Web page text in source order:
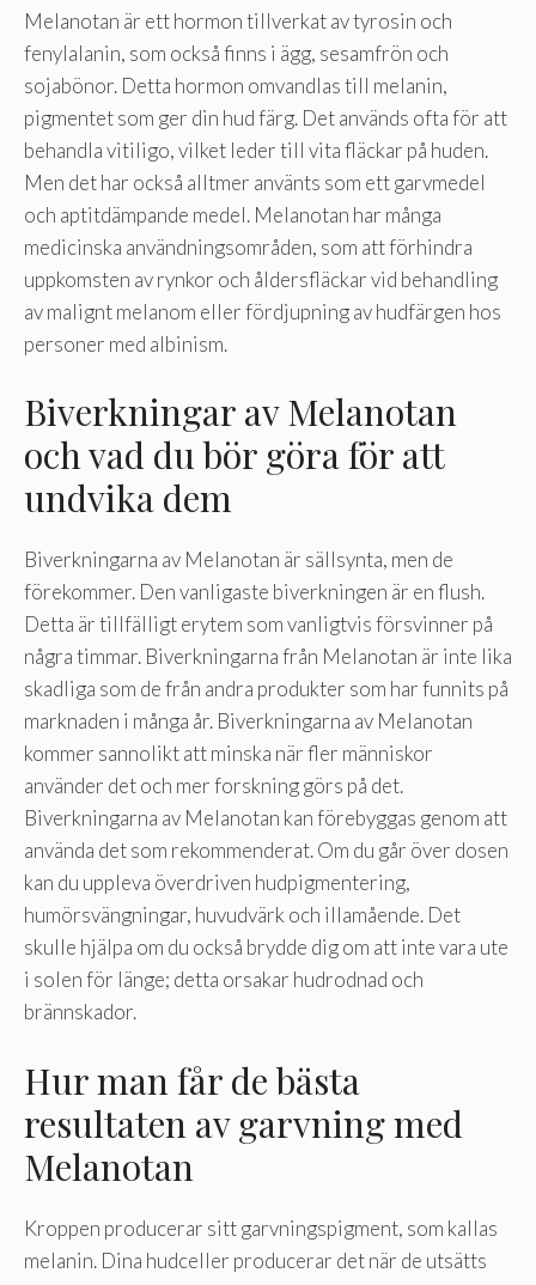
Melanotan är ett hormon tillverkat av tyrosin och
fenylalanin, som också finns i ägg, sesamfrön och
sojabönor. Detta hormon omvandlas till melanin,
pigmentet som ger din hud färg. Det används ofta för att
behandla vitiligo, vilket leder till vita fläckar på huden.
Men det har också alltmer använts som ett garvmedel
och aptitdämpande medel. Melanotan har många
medicinska användningsområden, som att förhindra
uppkomsten av rynkor och åldersfläckar vid behandling
av malignt melanom eller fördjupning av hudfärgen hos
personer med albinism.
Biverkningar av Melanotan
och vad du bör göra för att
undvika dem
Biverkningarna av Melanotan är sällsynta, men de
förekommer. Den vanligaste biverkningen är en flush.
Detta är tillfälligt erytem som vanligtvis försvinner på
några timmar. Biverkningarna från Melanotan är inte lika
skadliga som de från andra produkter som har funnits på
marknaden i många år. Biverkningarna av Melanotan
kommer sannolikt att minska när fler människor
använder det och mer forskning görs på det.
Biverkningarna av Melanotan kan förebyggas genom att
använda det som rekommenderat. Om du går över dosen
kan du uppleva överdriven hudpigmentering,
humörsvängningar, huvudvärk och illamående. Det
skulle hjälpa om du också brydde dig om att inte vara ute
i solen för länge; detta orsakar hudrodnad och
brännskador.
Hur man får de bästa
resultaten av garvning med
Melanotan
Kroppen producerar sitt garvningspigment, som kallas
melanin. Dina hudceller producerar det när de utsätts